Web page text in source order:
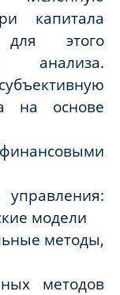
капитала
этого
анализа.
на основе
модели
методы,
методов